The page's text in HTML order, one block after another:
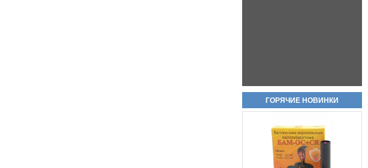
ГОРЯЧИЕ НОВИНКИ